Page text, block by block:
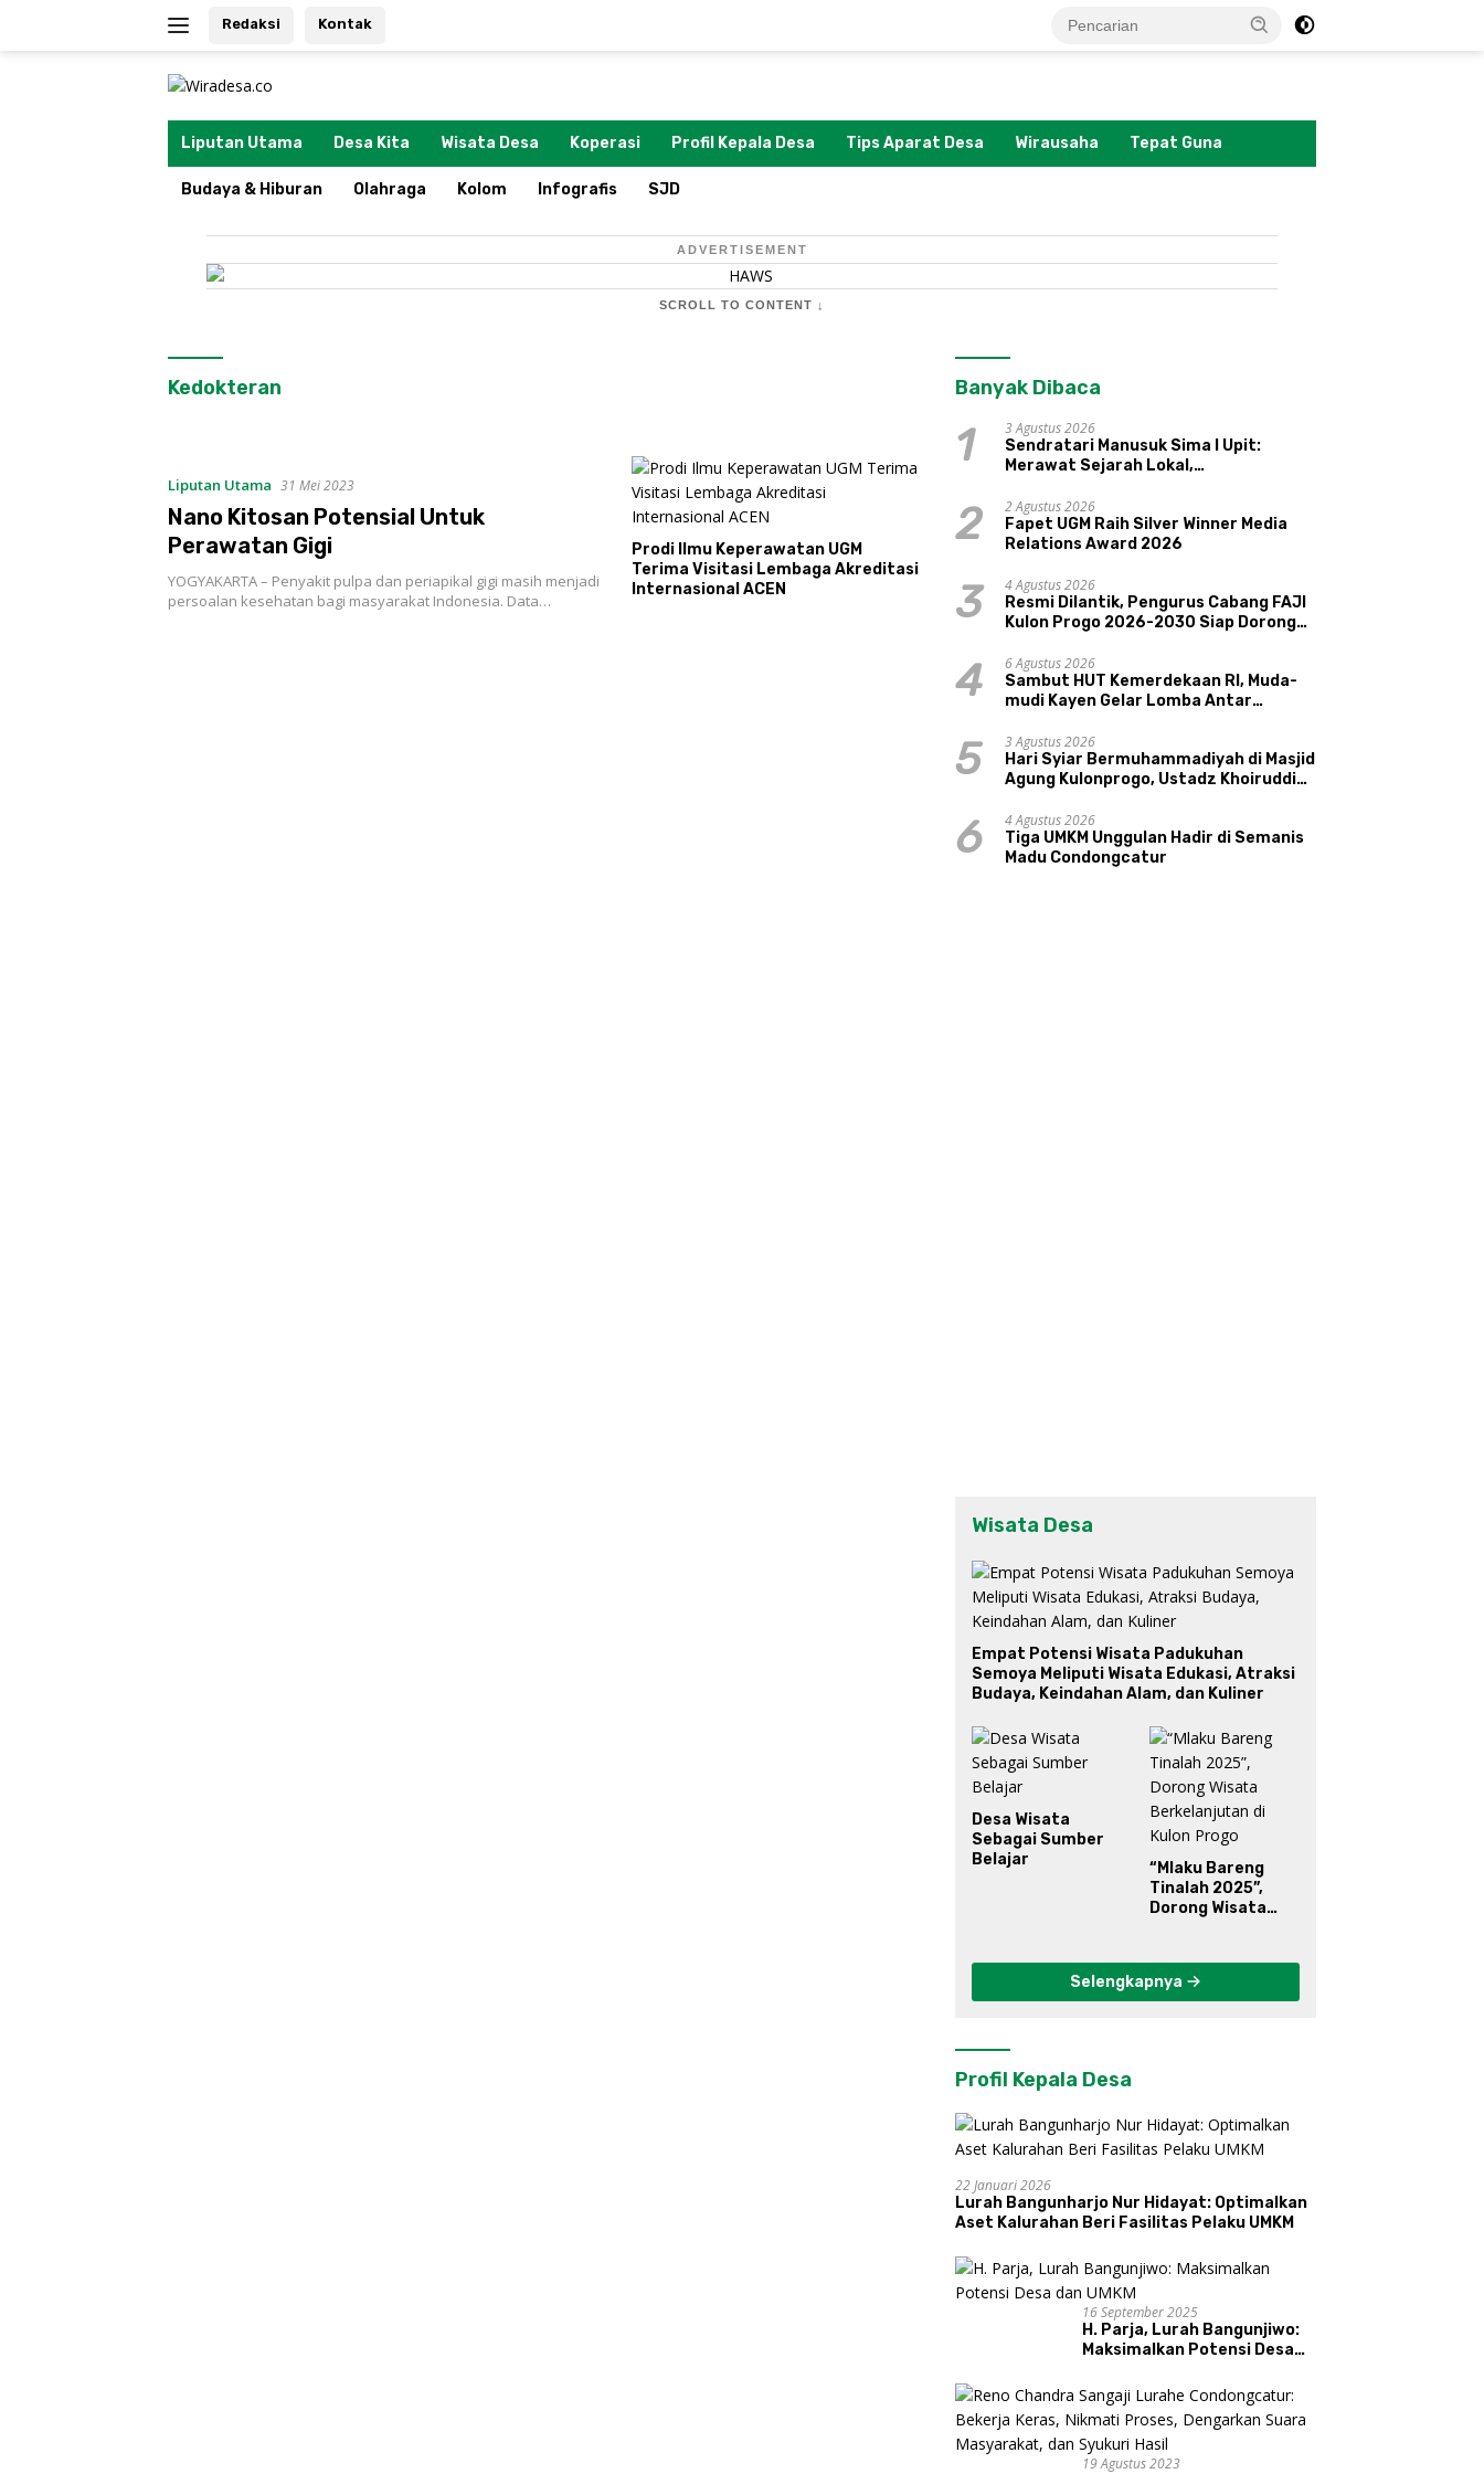
Redaksi Kontak
Liputan Utama Desa Kita Wisata Desa Koperasi Profil Kepala Desa Tips Aparat Desa Wirausaha Tepat Guna
Budaya & Hiburan Olahraga Kolom Infografis SJD
ADVERTISEMENT
SCROLL TO CONTENT ↓
Kedokteran
Liputan Utama 31 Mei 2023
Nano Kitosan Potensial Untuk
Perawatan Gigi
YOGYAKARTA – Penyakit pulpa dan periapikal gigi masih menjadi
persoalan kesehatan bagi masyarakat Indonesia. Data…
Prodi Ilmu Keperawatan UGM
Terima Visitasi Lembaga Akreditasi
Internasional ACEN
Banyak Dibaca
1
3 Agustus 2026
Sendratari Manusuk Sima I Upit:
Merawat Sejarah Lokal,
Pariwisata, dan Ekologi Klaten
2
2 Agustus 2026
Fapet UGM Raih Silver Winner Media
Relations Award 2026
3
4 Agustus 2026
Resmi Dilantik, Pengurus Cabang FAJI
Kulon Progo 2026-2030 Siap Dorong
Sungai Progo
4
6 Agustus 2026
Sambut HUT Kemerdekaan RI, Muda-
mudi Kayen Gelar Lomba Antar
5
3 Agustus 2026
Hari Syiar Bermuhammadiyah di Masjid
Agung Kulonprogo, Ustadz Khoiruddin
Sakinah Adalah Agama
6
4 Agustus 2026
Tiga UMKM Unggulan Hadir di Semanis
Madu Condongcatur
Wisata Desa
Empat Potensi Wisata Padukuhan
Semoya Meliputi Wisata Edukasi, Atraksi
Budaya, Keindahan Alam, dan Kuliner
Desa Wisata
Sebagai Sumber
Belajar
“Mlaku Bareng
Tinalah 2025”,
Dorong Wisata
Selengkapnya
Profil Kepala Desa
22 Januari 2026
Lurah Bangunharjo Nur Hidayat: Optimalkan
Aset Kalurahan Beri Fasilitas Pelaku UMKM
16 September 2025
H. Parja, Lurah Bangunjiwo:
Maksimalkan Potensi Desa
19 Agustus 2023